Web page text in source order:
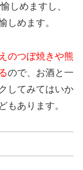
しめますし、
しめます。
のつぼ焼きや熊
ので、お酒と一
してみてはいか
もあります。